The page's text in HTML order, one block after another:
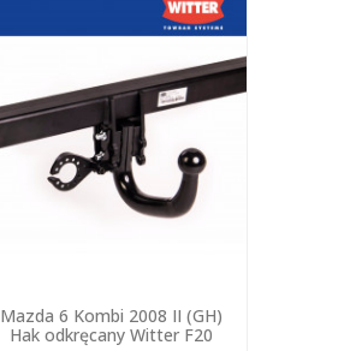
Mazda 6 Kombi 2008 II (GH)
Hak odkręcany Witter F20